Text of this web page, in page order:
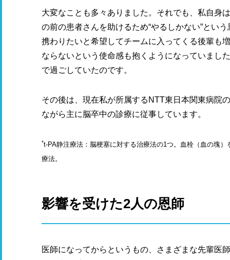
大変なことも多々ありました。それでも、私自身
の前の患者さんを助けるため“やるしかない”とい
携わりたいと希望してチームに入ってくる後輩も
ならないという使命感も抱くようになっていまし
で過ごしていたのです。
その後は、現在私が所属するNTT東日本関東病院
ながら主に脳卒中の診療に従事しています。
*t-PA静注療法：脳梗塞に対する治療法の1つ。血栓（血の塊
療法。
影響を受けた2人の恩師
医師になってからというもの、さまざまな先輩医